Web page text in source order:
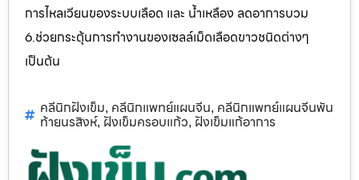
การไหลเวียนของระบบเลือด และ น้ำเหลือง ลดอาการบวม
6.ช่วยกระตุ้นการทำงานของเซลล์เม็ดเลือดขาวชนิดต่างๆ
เป็นต้น
คลีนิกฝังเข็ม, คลีนิกแพทย์แผนจีน, คลีนิกแพทย์แผนจีนพัน
ท้ายนรสิงห์, ฝังเข็มครอบแก้ว, ฝังเข็มแก้อาการ